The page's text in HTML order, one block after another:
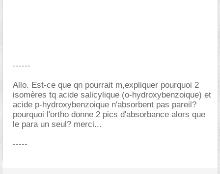
------
Allo. Est-ce que qn pourrait m,expliquer pourquoi 2
isomères tq acide salicylique (o-hydroxybenzoique) et
acide p-hydroxybenzoique n'absorbent pas pareil?
pourquoi l'ortho donne 2 pics d'absorbance alors que
le para un seul? merci...
-----